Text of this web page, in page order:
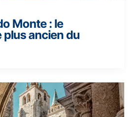
Monte : le
plus ancien du